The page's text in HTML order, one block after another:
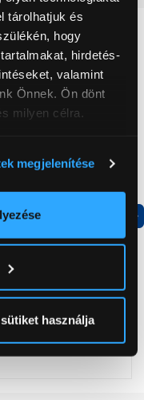
tárolhatjuk és
hogy
hirdetés-
valamint
Önnek. Ön dönt
milyen célra.
annak konkrét
aRészletek
visszavonhatja a
megjelenítése
használja
Termék adatlap
N619EAXL4
hűtőszekrény
999 Ft